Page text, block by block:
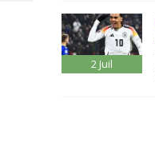
2 Juil